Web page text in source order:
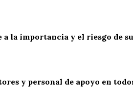
la importancia y el riesgo de
y personal de apoyo en